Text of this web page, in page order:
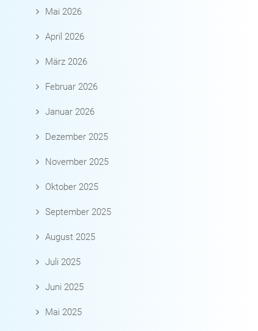
Mai 2026
April 2026
März 2026
Februar 2026
Januar 2026
Dezember 2025
November 2025
Oktober 2025
September 2025
August 2025
Juli 2025
Juni 2025
Mai 2025